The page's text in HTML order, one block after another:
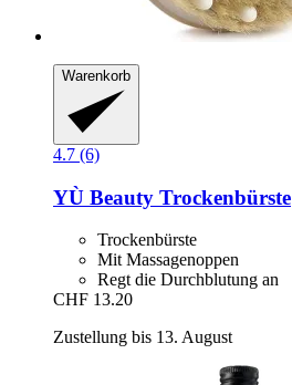
Warenkorb
4.7 (6)
YÙ Beauty Trockenbürste
Trockenbürste
Mit Massagenoppen
Regt die Durchblutung an
CHF 13.20
Zustellung bis 13. August